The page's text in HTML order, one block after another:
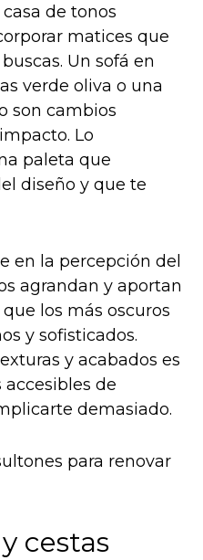
de tonos
matices que
Un sofá en
verde oliva o una
son cambios
Lo
paleta que
diseño y que te
en la percepción del
agrandan y aportan
los más oscuros
y sofisticados.
y acabados es
de
demasiado.
cestas